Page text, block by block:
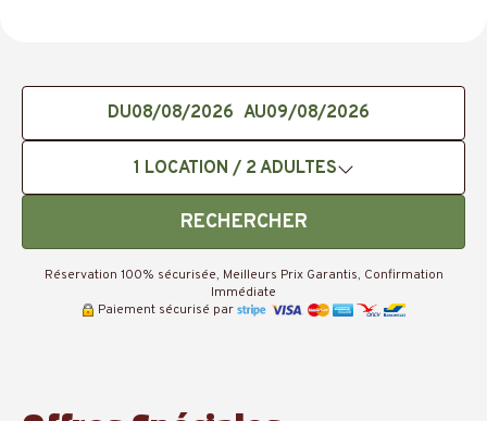
DU AU
1 LOCATION / 2 ADULTES
RECHERCHER
Réservation 100% sécurisée, Meilleurs Prix Garantis, Confirmation
Immédiate
Paiement sécurisé par